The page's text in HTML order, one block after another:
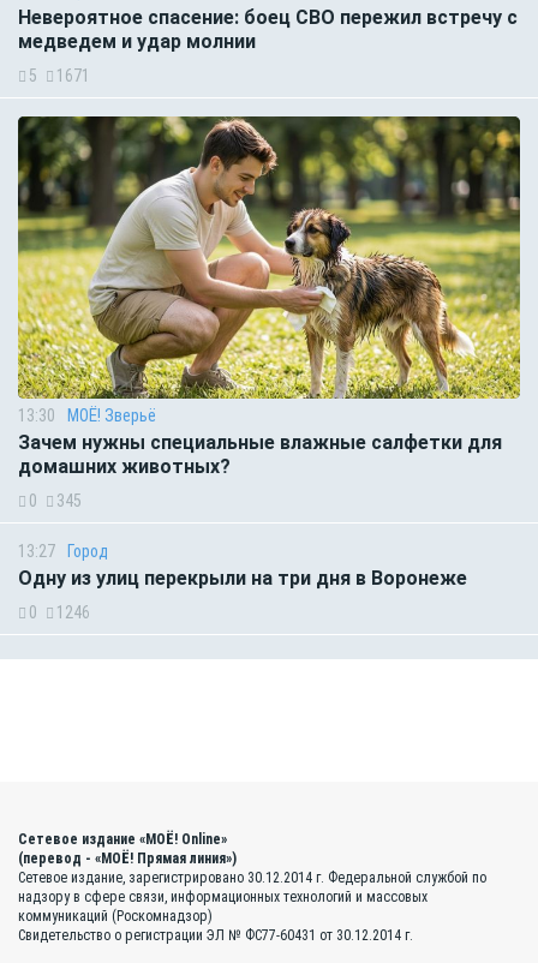
Невероятное спасение: боец СВО пережил встречу с
медведем и удар молнии
5 1671
13:30 МОЁ! Зверьё
Зачем нужны специальные влажные салфетки для
домашних животных?
0 345
13:27 Город
Одну из улиц перекрыли на три дня в Воронеже
0 1246
Сетевое издание «МОЁ! Online»
(перевод - «МОЁ! Прямая линия»)
Сетевое издание, зарегистрировано 30.12.2014 г. Федеральной службой по
надзору в сфере связи, информационных технологий и массовых
коммуникаций (Роскомнадзор)
Свидетельство о регистрации ЭЛ № ФС77-60431 от 30.12.2014 г.